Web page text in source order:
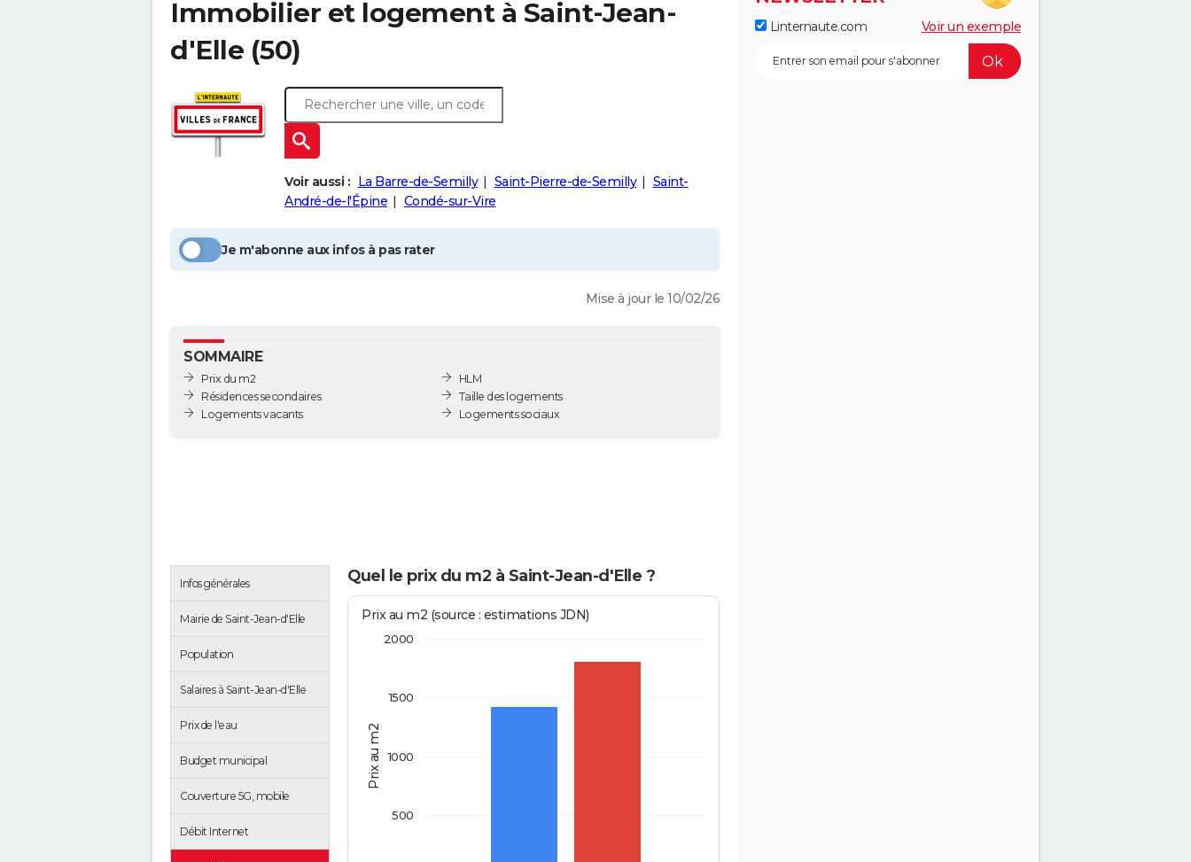
Immobilier et logement à Saint-Jean-
d'Elle (50)
Voir aussi : La Barre-de-Semilly Saint-Pierre-de-Semilly
Saint-
André-de-l'Épine
Condé-sur-Vire
Je m'abonne aux infos à pas rater
Mise à jour le 10/02/26
SOMMAIRE
Prix du m2
Résidences secondaires
Logements vacants
HLM
Taille des logements
Logements sociaux
Infos générales
Mairie de Saint-Jean-d'Elle
Population
Salaires à Saint-Jean-d'Elle
Prix de l'eau
Budget municipal
Couverture 5G, mobile
Débit Internet
Quel le prix du m2 à Saint-Jean-d'Elle ?
Prix au m2
Prix au m2 (source : estimations JDN)
500
1000
1500
2000
Linternaute.com Voir un exemple